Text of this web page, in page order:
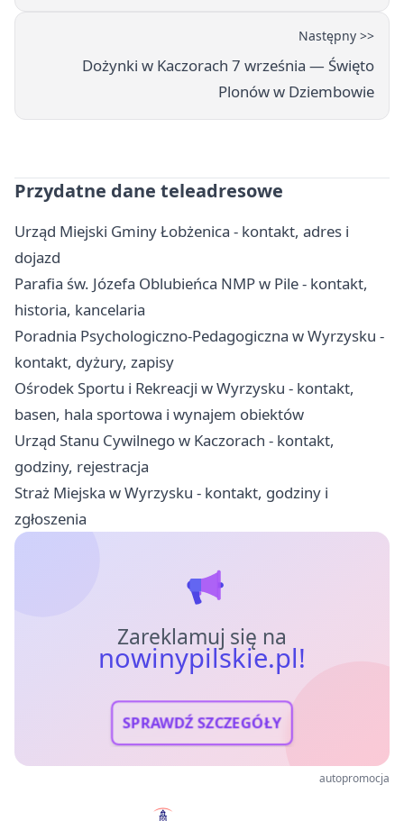
Następny >>
Dożynki w Kaczorach 7 września — Święto
Plonów w Dziembowie
Przydatne dane teleadresowe
Urząd Miejski Gminy Łobżenica - kontakt, adres i
dojazd
Parafia św. Józefa Oblubieńca NMP w Pile - kontakt,
historia, kancelaria
Poradnia Psychologiczno-Pedagogiczna w Wyrzysku -
kontakt, dyżury, zapisy
Ośrodek Sportu i Rekreacji w Wyrzysku - kontakt,
basen, hala sportowa i wynajem obiektów
Urząd Stanu Cywilnego w Kaczorach - kontakt,
godziny, rejestracja
Straż Miejska w Wyrzysku - kontakt, godziny i
zgłoszenia
Zareklamuj się na
nowinypilskie.pl!
SPRAWDŹ SZCZEGÓŁY
autopromocja